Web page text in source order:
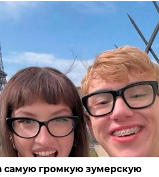
самую громкую зумерскую